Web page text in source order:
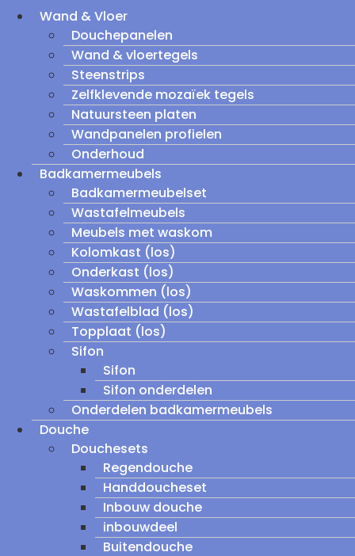
Wand & Vloer
Douchepanelen
Wand & vloertegels
Steenstrips
Zelfklevende mozaïek tegels
Natuursteen platen
Wandpanelen profielen
Onderhoud
Badkamermeubels
Badkamermeubelset
Wastafelmeubels
Meubels met waskom
Kolomkast (los)
Onderkast (los)
Waskommen (los)
Wastafelblad (los)
Topplaat (los)
Sifon
Sifon
Sifon onderdelen
Onderdelen badkamermeubels
Douche
Douchesets
Regendouche
Handdoucheset
Inbouw douche
inbouwdeel
Buitendouche